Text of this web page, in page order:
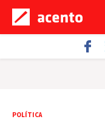
POLÍTICA